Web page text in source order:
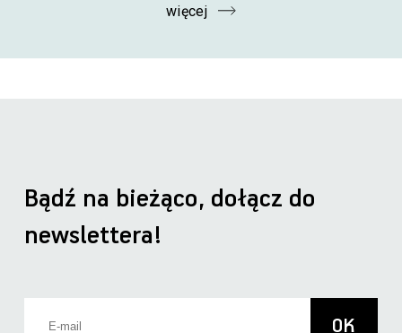
więcej
Bądź na bieżąco, dołącz do
newslettera!